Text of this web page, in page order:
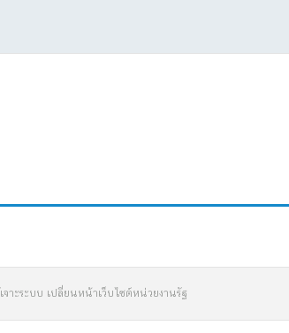
าะระบบ เปลี่ยนหน้าเว็บไซต์หน่วยงานรัฐ